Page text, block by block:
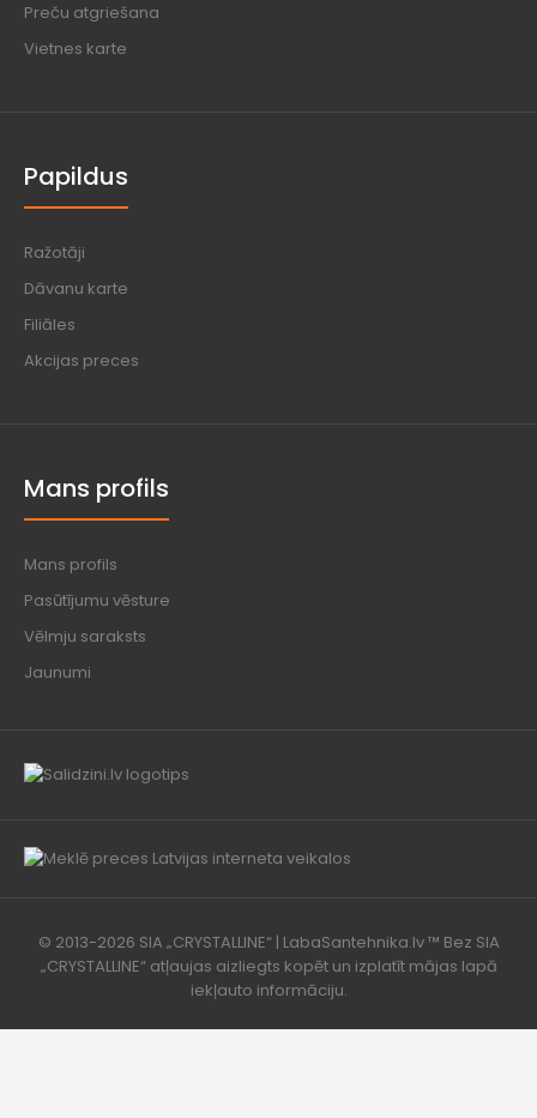
Preču atgriešana
Vietnes karte
Papildus
Ražotāji
Dāvanu karte
Filiāles
Akcijas preces
Mans profils
Mans profils
Pasūtījumu vēsture
Vēlmju saraksts
Jaunumi
© 2013-2026 SIA „CRYSTALLINE“ | LabaSantehnika.lv ™ Bez SIA
„CRYSTALLINE“ atļaujas aizliegts kopēt un izplatīt mājas lapā
iekļauto informāciju.